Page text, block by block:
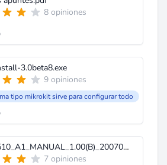
8 opiniones
3.0beta8.exe
9 opiniones
tipo mikrokit sirve para configurar todo
DWA-510_A1_MANUAL_1.00(B)_20070419.pdf
7 opiniones